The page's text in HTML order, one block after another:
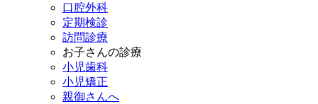
口腔外科
定期検診
訪問診療
お子さんの診療
小児歯科
小児矯正
親御さんへ